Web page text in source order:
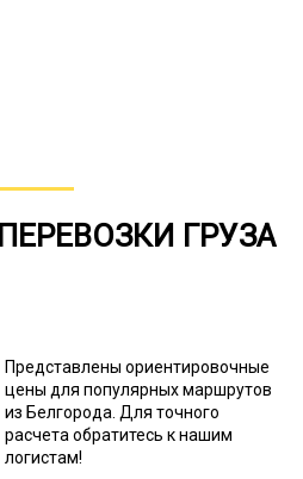
ГРУЗА
Представлены ориентировочные
цены для популярных маршрутов
из Белгорода. Для точного
расчета обратитесь к нашим
логистам!